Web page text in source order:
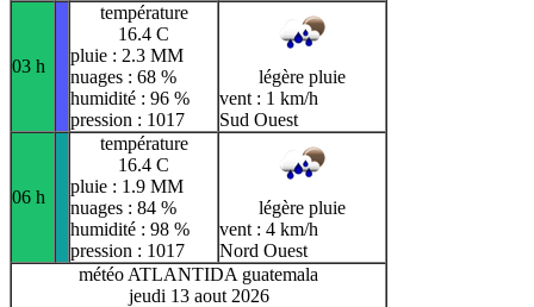
03 h
température
16.4 C
pluie : 2.3 MM
nuages : 68 %
humidité : 96 %
pression : 1017
légère pluie
vent : 1 km/h
Sud Ouest
06 h
température
16.4 C
pluie : 1.9 MM
nuages : 84 %
humidité : 98 %
pression : 1017
légère pluie
vent : 4 km/h
Nord Ouest
météo ATLANTIDA guatemala
jeudi 13 aout 2026